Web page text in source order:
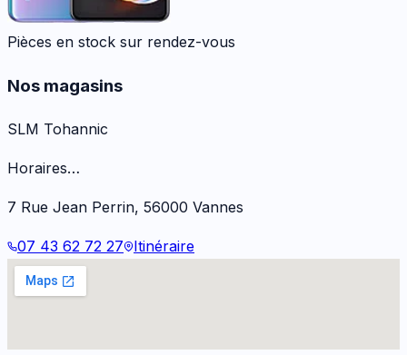
Pièces en stock sur rendez-vous
Nos magasins
SLM Tohannic
Horaires…
7 Rue Jean Perrin, 56000 Vannes
07 43 62 72 27 Itinéraire